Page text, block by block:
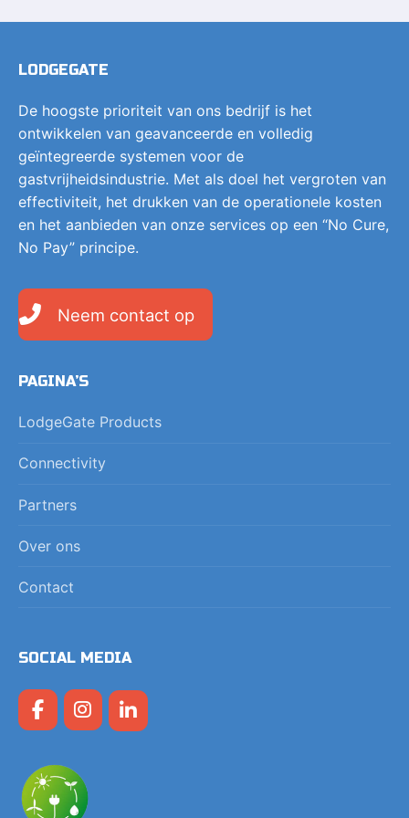
LODGEGATE
De hoogste prioriteit van ons bedrijf is het
ontwikkelen van geavanceerde en volledig
geïntegreerde systemen voor de
gastvrijheidsindustrie. Met als doel het vergroten van
effectiviteit, het drukken van de operationele kosten
en het aanbieden van onze services op een “No Cure,
No Pay” principe.
Neem contact op
PAGINA’S
LodgeGate Products
Connectivity
Partners
Over ons
Contact
SOCIAL MEDIA